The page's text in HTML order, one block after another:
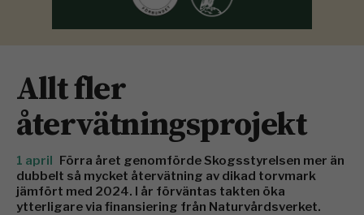
Allt fler
återvätningsprojekt
1 april Förra året genomförde Skogsstyrelsen mer än
dubbelt så mycket återvätning av dikad torvmark
jämfört med 2024. I år förväntas takten öka
ytterligare via finansiering från Naturvårdsverket.